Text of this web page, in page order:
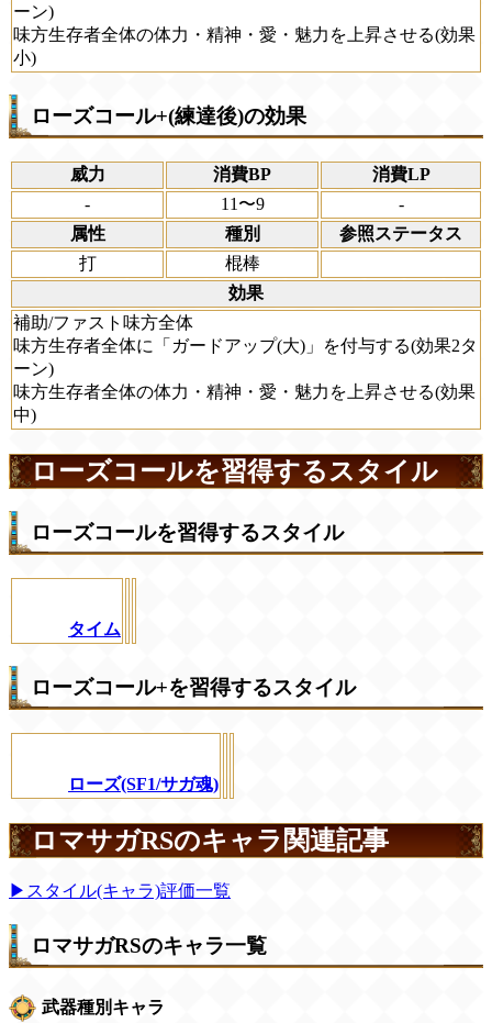
ーン)
味方生存者全体の体力・精神・愛・魅力を上昇させる(効果
小)
ローズコール+(練達後)の効果
威力 消費BP
消費LP
-
11〜9
-
属性
種別
参照ステータス
打
棍棒
効果
補助/ファスト味方全体
味方生存者全体に「ガードアップ(大)」を付与する(効果2タ
ーン)
味方生存者全体の体力・精神・愛・魅力を上昇させる(効果
中)
ローズコールを習得するスタイル
ローズコールを習得するスタイル
タイム
ローズコール+を習得するスタイル
ローズ(SF1/サガ魂)
ロマサガRSのキャラ関連記事
▶スタイル(キャラ)評価一覧
ロマサガRSのキャラ一覧
武器種別キャラ